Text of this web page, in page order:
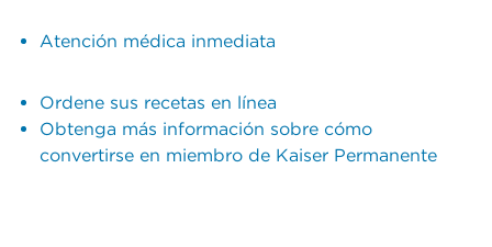
Atención médica inmediata
Ordene sus recetas en línea
Obtenga más información sobre cómo
convertirse en miembro de Kaiser Permanente